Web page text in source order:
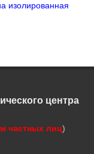
изолированная
центра
частных лиц)